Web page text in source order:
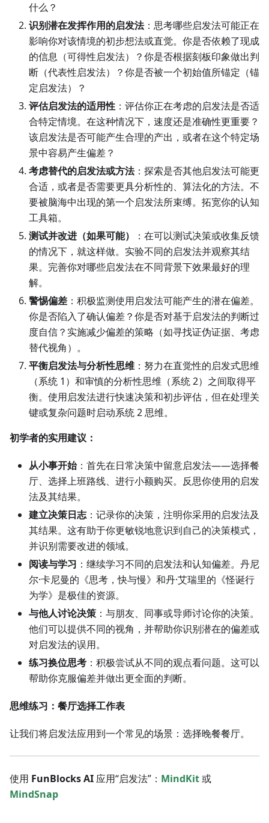
什么？
识别潜在发挥作用的启发法：思考哪些启发法可能正在
影响你对该情境的初步想法或直觉。你是否依赖了现成
的信息（可得性启发法）？你是否根据刻板印象做出判
断（代表性启发法）？你是否被一个初始值所锚定（锚
定启发法）？
评估启发法的适用性 ：评估你正在考虑的启发法是否适
合特定情境。在这种情况下，速度还是准确性更重要？
该启发法是否可能产生合理的产出，或者在这个特定场
景中容易产生偏差？
考虑替代的启发法或方法：探索是否其他启发法可能更
合适，或者是否需要更具分析性的、算法化的方法。不
要被脑海中出现的第一个启发法所束缚。拓宽你的认知
工具箱。
测试并改进（如果可能）
：在可以测试决策或收集反馈
的情况下，就这样做。实验不同的启发法并观察其结
果。完善你对哪些启发法在不同背景下效果最好的理
解。
警惕偏差 ：积极监测使用启发法可能产生的潜在偏差。
你是否陷入了确认偏差？你是否对基于启发法的判断过
度自信？实施减少偏差的策略（如寻找证伪证据、考虑
替代视角）。
平衡启发法与分析性思维 ：努力在直觉性的启发式思维
（系统 1）和审慎的分析性思维（系统 2）之间取得平
衡。使用启发法进行快速决策和初步评估，但在处理关
键或复杂问题时启动系统 2 思维。
初学者的实用建议：
从小事开始：首先在日常决策中留意启发法——选择餐
厅、选择上班路线、进行小额购买。反思你使用的启发
法及其结果。
建立决策日志：记录你的决策，注明你采用的启发法及
其结果。这有助于你更敏锐地意识到自己的决策模式，
并识别需要改进的领域。
阅读与学习 ：继续学习不同的启发法和认知偏差。丹尼
尔·卡尼曼的《思考，快与慢》和丹·艾瑞里的《怪诞行
为学》是极佳的资源。
与他人讨论决策 ：与朋友、同事或导师讨论你的决策。
他们可以提供不同的视角，并帮助你识别潜在的偏差或
对启发法的误用。
练习换位思考 ：积极尝试从不同的观点看问题。这可以
帮助你克服偏差并做出更全面的判断。
思维练习：餐厅选择工作表
让我们将启发法应用到一个常见的场景：选择晚餐餐厅。
使用 FunBlocks AI 应用“启发法”： MindKit或
MindSnap